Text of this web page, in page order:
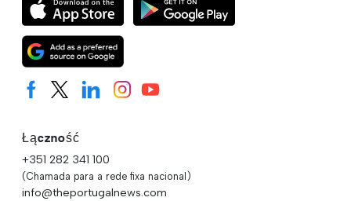
Łączność
+351 282 341 100
(Chamada para a rede fixa nacional)
info@theportugalnews.com